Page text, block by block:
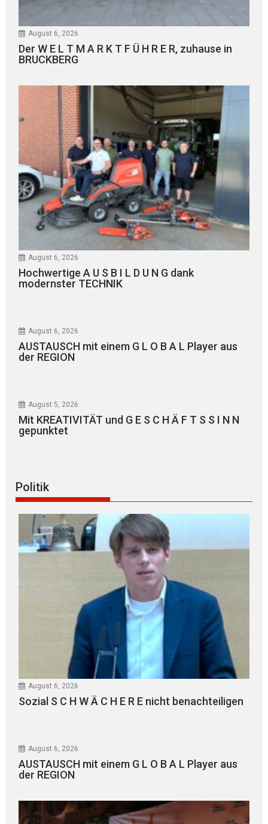
August 6, 2026
Der W E L T M A R K T F Ü H R E R, zuhause in
BRUCKBERG
August 6, 2026
Hochwertige A U S B I L D U N G dank
modernster TECHNIK
August 6, 2026
AUSTAUSCH mit einem G L O B A L Player aus
der REGION
August 5, 2026
Mit KREATIVITÄT und G E S C H Ä F T S S I N N
gepunktet
Politik
August 6, 2026
Sozial S C H W Ä C H E R E nicht benachteiligen
August 6, 2026
AUSTAUSCH mit einem G L O B A L Player aus
der REGION